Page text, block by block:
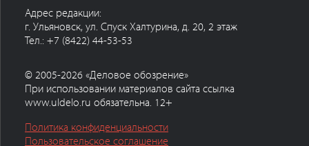
Адрес редакции:
г. Ульяновск, ул. Спуск Халтурина, д. 20, 2 этаж
Тел.: +7 (8422) 44-53-53
© 2005-2026 «Деловое обозрение»
При использовании материалов сайта ссылка
www.uldelo.ru обязательна. 12+
Политика конфиденциальности
Пользовательское соглашение